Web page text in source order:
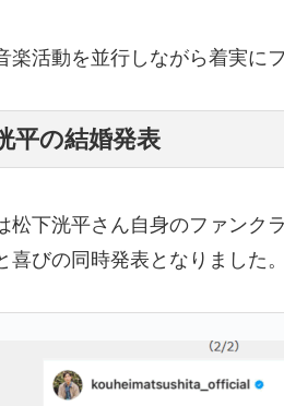
楽活動を並行しながら着実に
平の結婚発表
松下洸平さん自身のファンク
喜びの同時発表となりました。